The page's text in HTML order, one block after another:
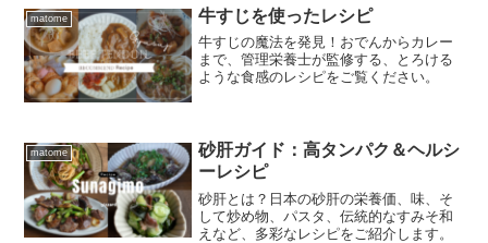
recipes, technical tips on kPa, and a
beginner-friendly safety guide for your
kitchen.
matome 牛すじを使ったレシピ
牛すじの魔法を発見！おでんからカレー
まで、管理栄養士が監修する、とろける
ような食感のレシピをご覧ください。
matome
砂肝ガイド：高タンパク＆ヘルシ
ーレシピ
砂肝とは？日本の砂肝の栄養価、味、そ
して炒め物、パスタ、伝統的なすみそ和
えなど、多彩なレシピをご紹介します。